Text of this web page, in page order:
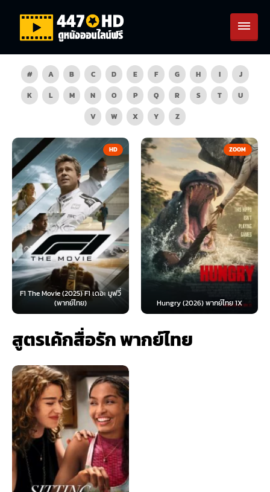
# A B C D E F G H I
J
K
L M N O P Q R S T
U
V
W X Y Z
HD
F1 The Movie (2025) F1 เดอะ มูฟวี่
(พากย์ไทย)
ZOOM
Hungry (2026) พากย์ไทย 1X
สูตรเค้กสื่อรัก พากย์ไทย